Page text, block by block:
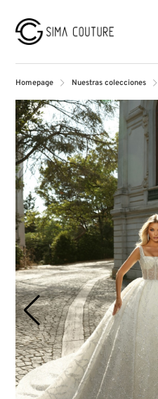
ACERCA DE
PRENSA
MARCAS
FORMULARIO DE
TIENDA INSIGNIA
TIENDA PARIS
TIENDA MUNICH
TIENDA ISTANBUL
Homepage Nuestras colecciones